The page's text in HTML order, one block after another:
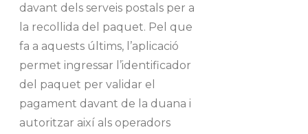
davant dels serveis postals per a
la recollida del paquet. Pel que
fa a aquests últims, l’aplicació
permet ingressar l’identificador
del paquet per validar el
pagament davant de la duana i
autoritzar així als operadors